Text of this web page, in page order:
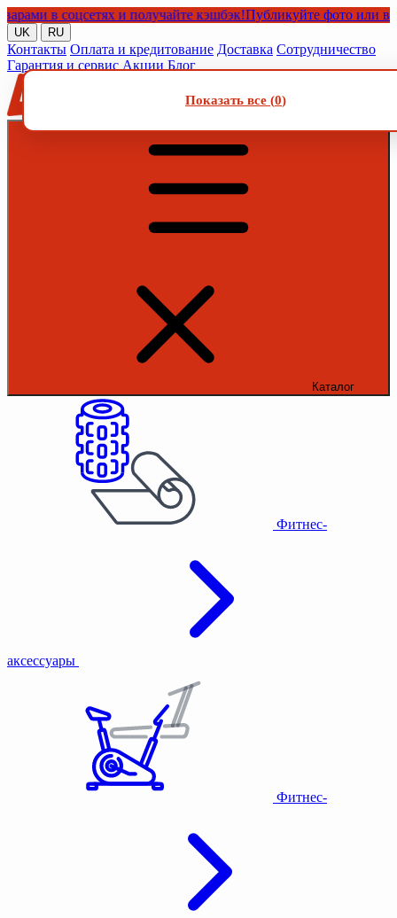
в соцсетях и получайте кэшбэк!Публикуйте фото или видео
UK RU
Контакты Оплата и кредитование Доставка Сотрудничество
Гарантия и сервис Акции Блог
Каталог
Фитнес-
аксессуары
Фитнес-
Показать все (0)